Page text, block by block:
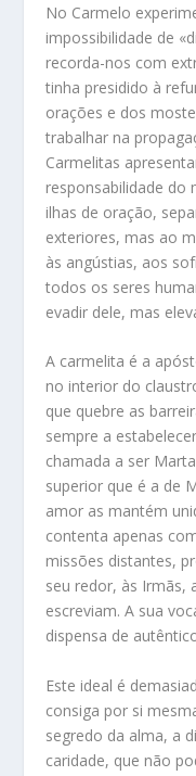
No Carmelo
impossibilidade de
recorda-nos com
tinha presidido à
orações e dos
trabalhar na
Carmelitas
responsabilidade do
ilhas de oração,
exteriores, mas ao
às angústias, aos
todos os seres
evadir dele, mas
A carmelita é a
no interior do
que quebre as
sempre a
chamada a ser
superior que é a de
amor as mantém
contenta apenas
missões distantes,
seu redor, às Irmãs,
escreviam. A sua
dispensa de
Este ideal é
consiga por si
segredo da alma, a
caridade, que não